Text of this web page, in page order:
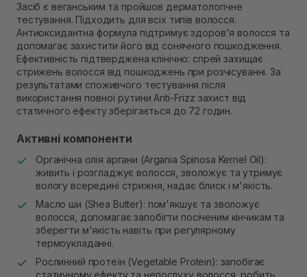
Засіб є веганським та пройшов дерматологічне
тестування. Підходить для всіх типів волосся.
Антиоксидантна формула підтримує здоров'я волосся та
допомагає захистити його від сонячного пошкодження.
Ефективність підтверджена клінічно: спрей захищає
стрижень волосся від пошкоджень при розчісуванні. За
результатами споживчого тестування після
використання повної рутини Anti-Frizz захист від
статичного ефекту зберігається до 72 годин.
Активні компоненти
Органічна олія аргани (Argania Spinosa Kernel Oil):
живить і розгладжує волосся, зволожує та утримує
вологу всередині стрижня, надає блиск і м'якість.
Масло ши (Shea Butter): пом'якшує та зволожує
волосся, допомагає запобігти посіченим кінчикам та
зберегти м'якість навіть при регулярному
термоукладанні.
Рослинний протеїн (Vegetable Protein): запобігає